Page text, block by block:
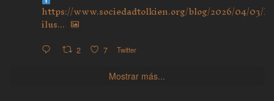
https://www.sociedadtolkien.org/blog/2026/04/03/
ilus...
2 7 Twitter
Mostrar más...